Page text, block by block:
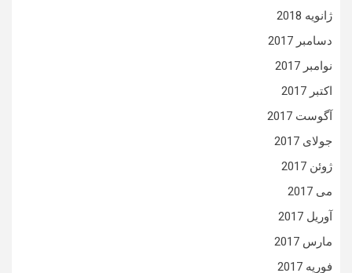
ژانویه 2018
دسامبر 2017
نوامبر 2017
اکتبر 2017
آگوست 2017
جولای 2017
ژوئن 2017
می 2017
آوریل 2017
مارس 2017
فوریه 2017